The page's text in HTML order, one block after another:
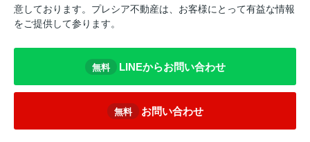
意しております。プレシア不動産は、お客様にとって有益な情報
をご提供して参ります。
無料 LINEからお問い合わせ
無料 お問い合わせ